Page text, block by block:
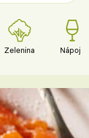
Zelenina Nápoje